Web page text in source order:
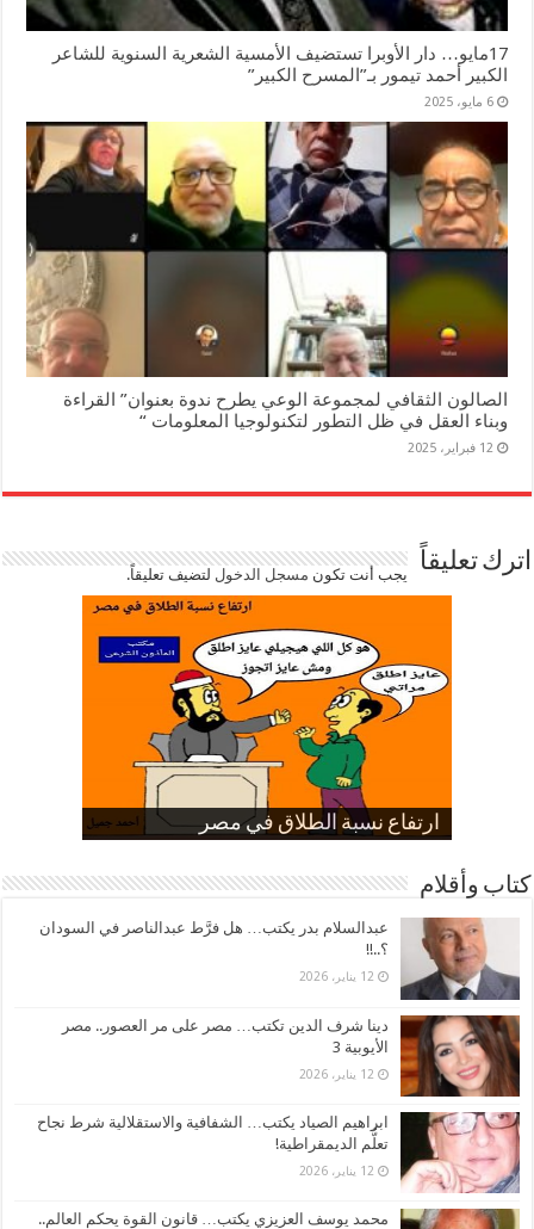
17مايو… دار الأوبرا تستضيف الأمسية الشعرية السنوية للشاعر
الكبير أحمد تيمور بـ”المسرح الكبير”
6 مايو، 2025
الصالون الثقافي لمجموعة الوعي يطرح ندوة بعنوان” القراءة
وبناء العقل في ظل التطور لتكنولوجيا المعلومات “
12 فبراير، 2025
اترك تعليقاً يجب أنت تكون مسجل الدخوللتضيف تعليقاً.
الناموس و أنواع الحشرات
الموظفين بعد ارتفاع الأسعار
ارتفاع نسبة الطلاق في مصر
صورة كاركاتيرية
صورة كاركاتيرية
كتاب وأقلام
عبدالسلام بدر يكتب… هل فرَّط عبدالناصر في السودان
؟..!!
12 يناير، 2026
دينا شرف الدين تكتب… مصر على مر العصور.. مصر
الأيوبية 3
12 يناير، 2026
ابراهيم الصياد يكتب… الشفافية والاستقلالية شرط نجاح
تعلُّم الديمقراطية!
12 يناير، 2026
محمد يوسف العزيزي يكتب… قانون القوة يحكم العالم..